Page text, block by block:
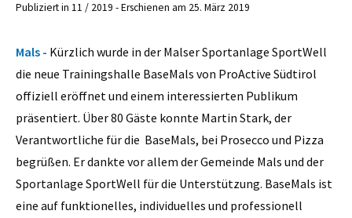
Publiziert in 11 / 2019 - Erschienen am 25. März 2019
Mals - Kürzlich wurde in der Malser Sportanlage SportWell
die neue Trainingshalle BaseMals von ProActive Südtirol
offiziell eröffnet und einem interessierten Publikum
präsentiert. Über 80 Gäste konnte Martin Stark, der
Verantwortliche für die BaseMals, bei Prosecco und Pizza
begrüßen. Er dankte vor allem der Gemeinde Mals und der
Sportanlage SportWell für die Unterstützung. BaseMals ist
eine auf funktionelles, individuelles und professionell